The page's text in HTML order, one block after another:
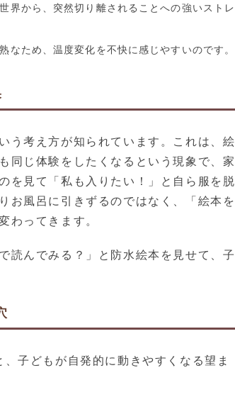
界から、突然切り離されることへの強いストレ
なため、温度変化を不快に感じやすいのです。
う考え方が知られています。これは、絵
同じ体験をしたくなるという現象で、家
を見て「私も入りたい！」と自ら服を脱
お風呂に引きずるのではなく、「絵本を
わってきます。
読んでみる？」と防水絵本を見せて、子
子どもが自発的に動きやすくなる望ま